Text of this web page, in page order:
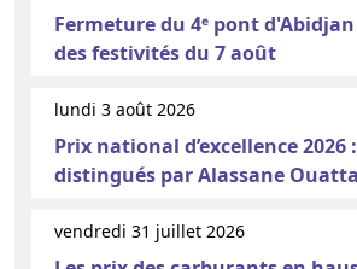
Fermeture du 4ᵉ pont d'Abidjan
des festivités du 7 août
lundi 3 août 2026
Prix national d’excellence 2026
distingués par Alassane
vendredi 31 juillet 2026